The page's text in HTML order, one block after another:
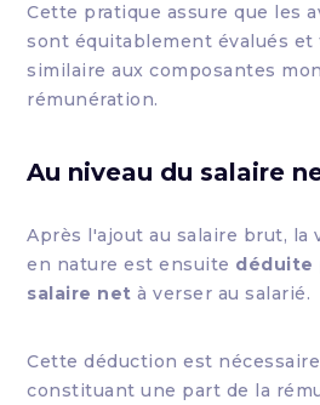
Cette pratique assure que les
sont équitablement évalués et
similaire aux composantes
rémunération.
Au niveau du salaire
Après l'ajout au salaire brut, la
en nature est ensuite déduite
salaire net à verser au salarié.
Cette déduction est
constituant une part de la